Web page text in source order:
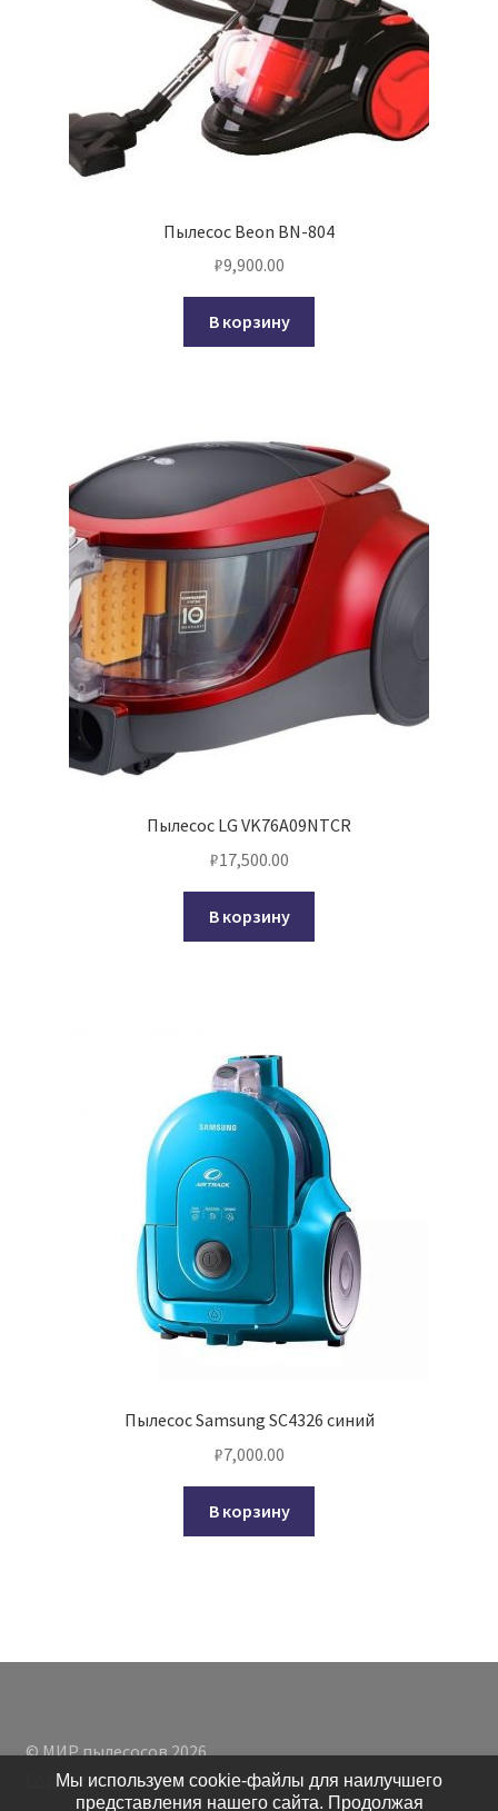
Пылесос Beon BN-804
₽9,900.00
В корзину
Пылесос LG VK76A09NTCR
₽17,500.00
В корзину
Пылесос Samsung SC4326 синий
₽7,000.00
В корзину
© МИР пылесосов 2026
Создано с помощью WooCommerce
Мы используем cookie-файлы для наилучшего
представления нашего сайта. Продолжая